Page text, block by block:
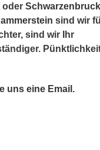
oder Schwarzenbruck
sind wir
sind wir Ihr
uns eine Email.